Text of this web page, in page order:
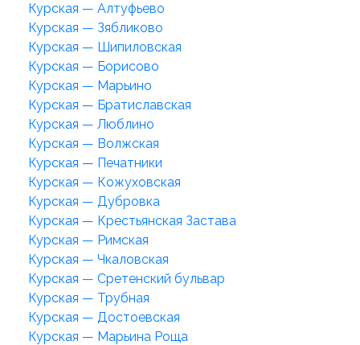
Курская — Алтуфьево
Курская — Зябликово
Курская — Шипиловская
Курская — Борисово
Курская — Марьино
Курская — Братиславская
Курская — Люблино
Курская — Волжская
Курская — Печатники
Курская — Кожуховская
Курская — Дубровка
Курская — Крестьянская Застава
Курская — Римская
Курская — Чкаловская
Курская — Сретенский бульвар
Курская — Трубная
Курская — Достоевская
Курская — Марьина Роща